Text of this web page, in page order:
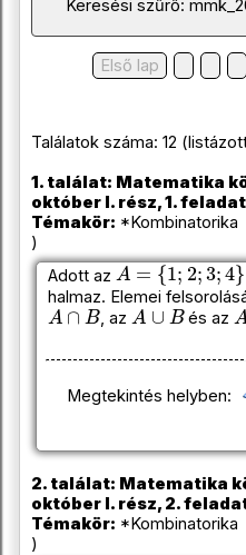
Keresési szűrő:
Első lap
Találatok száma: 12
1. találat: Matematika
október I. rész, 1. feladat
Témakör: *Kombinatorika
)
Adott az
A={1;2;3;4}
halmaz. Elemei
A∩B
, az
A∪ B
és az
Megtekintés helyben:
2. találat: Matematika
október I. rész, 2.
Témakör: *Kombinatorika
)